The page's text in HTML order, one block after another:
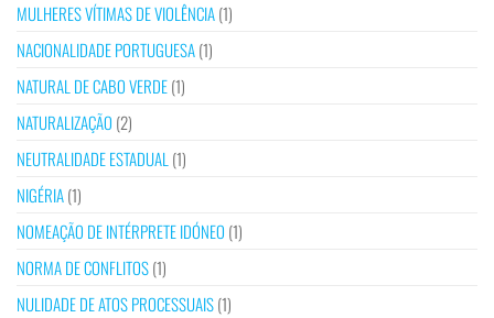
MULHERES VÍTIMAS DE VIOLÊNCIA(1)
NACIONALIDADE PORTUGUESA(1)
NATURAL DE CABO VERDE(1)
NATURALIZAÇÃO (2)
NEUTRALIDADE ESTADUAL (1)
NIGÉRIA(1)
NOMEAÇÃO DE INTÉRPRETE IDÓNEO (1)
NORMA DE CONFLITOS(1)
NULIDADE DE ATOS PROCESSUAIS(1)